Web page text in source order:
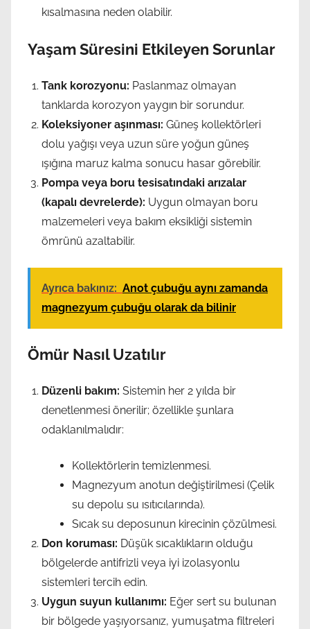
kısalmasına neden olabilir.
Yaşam Süresini Etkileyen Sorunlar
Tank korozyonu: Paslanmaz olmayan
tanklarda korozyon yaygın bir sorundur.
Koleksiyoner aşınması: Güneş kollektörleri
dolu yağışı veya uzun süre yoğun güneş
ışığına maruz kalma sonucu hasar görebilir.
Pompa veya boru tesisatındaki arızalar
(kapalı devrelerde): Uygun olmayan boru
malzemeleri veya bakım eksikliği sistemin
ömrünü azaltabilir.
Ayrıca bakınız: Anot çubuğu aynı zamanda
magnezyum çubuğu olarak da bilinir
Ömür Nasıl Uzatılır
Düzenli bakım: Sistemin her 2 yılda bir
denetlenmesi önerilir; özellikle şunlara
odaklanılmalıdır:
Kollektörlerin temizlenmesi.
Magnezyum anotun değiştirilmesi (Çelik
su depolu su ısıtıcılarında).
Sıcak su deposunun kirecinin çözülmesi.
Don koruması: Düşük sıcaklıkların olduğu
bölgelerde antifrizli veya iyi izolasyonlu
sistemleri tercih edin.
Uygun suyun kullanımı: Eğer sert su bulunan
bir bölgede yaşıyorsanız, yumuşatma filtreleri